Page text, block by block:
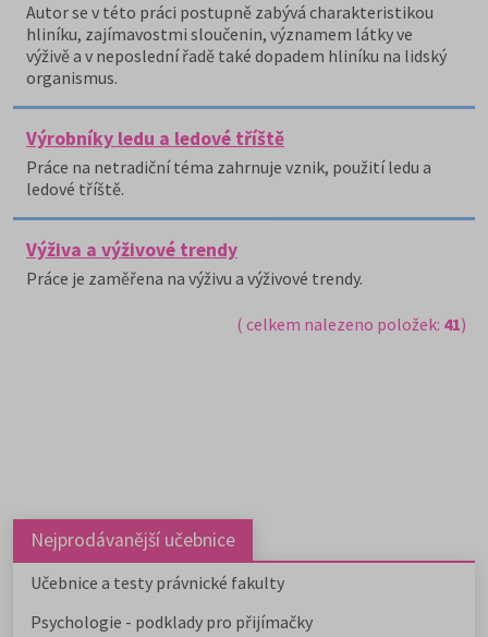
Autor se v této práci postupně zabývá charakteristikou
hliníku, zajímavostmi sloučenin, významem látky ve
výživě a v neposlední řadě také dopadem hliníku na lidský
organismus.
Výrobníky ledu a ledové tříště
Práce na netradiční téma zahrnuje vznik, použití ledu a
ledové tříště.
Výživa a výživové trendy
Práce je zaměřena na výživu a výživové trendy.
( celkem nalezeno položek: 41)
Nejprodávanější učebnice
Učebnice a testy právnické fakulty
Psychologie - podklady pro přijímačky